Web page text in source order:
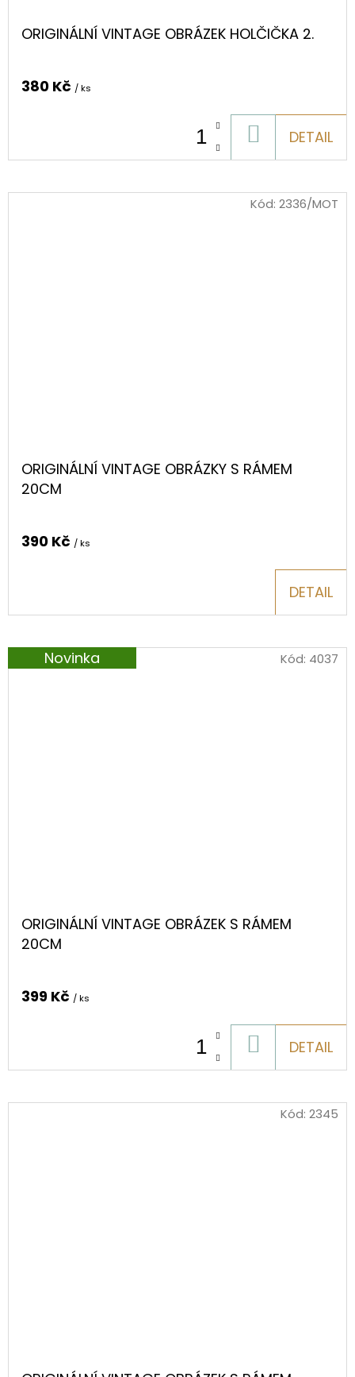
ORIGINÁLNÍ VINTAGE OBRÁZEK HOLČIČKA 2.
380 Kč / ks
KOŠÍKU
DETAIL
ORIGINÁLNÍ VINTAGE OBRÁZKY S RÁMEM
20CM
390 Kč / ks
DETAIL
Kód: 2336/MOT
Novinka
ORIGINÁLNÍ VINTAGE OBRÁZEK S RÁMEM
20CM
399 Kč / ks
KOŠÍKU
DETAIL
Kód: 4037
Kód: 2345